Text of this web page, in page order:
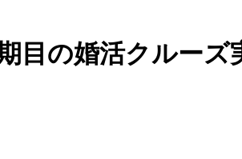
目の婚活クルーズ